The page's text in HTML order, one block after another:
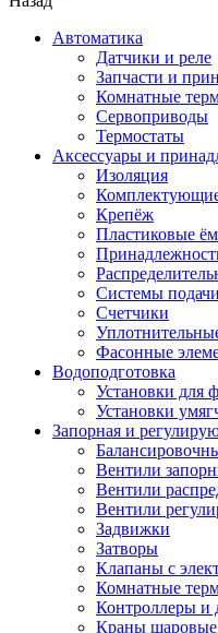
Автоматика
Датчики и реле
Запчасти и
Комнатные
Сервоприводы
Термостаты
Аксессуары и
Изоляция
Крепёж
Пластиковые
Системы
Счетчики
Фасонные
Водоподготовка
Установки для
Установки
Запорная и
Вентили
Вентили
Вентили
Задвижки
Затворы
Клапаны с
Комнатные
Контроллеры и
Краны шаровые